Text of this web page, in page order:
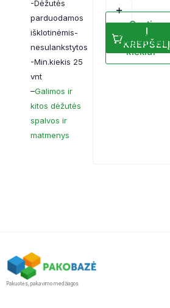
-Dėžutės
parduodamos
išklotinėmis-
nesulankstytos
-Min.kiekis 25
vnt
–Galimos ir
kitos dėžutės
spalvos ir
matmenys
Į
KREPŠELĮ
Gauti
pasiūlymą
didesniam
kiekiui
Pakuotės, pakavimo medžiagos